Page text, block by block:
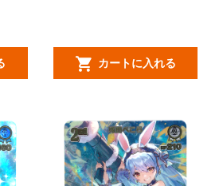
カートに入れる